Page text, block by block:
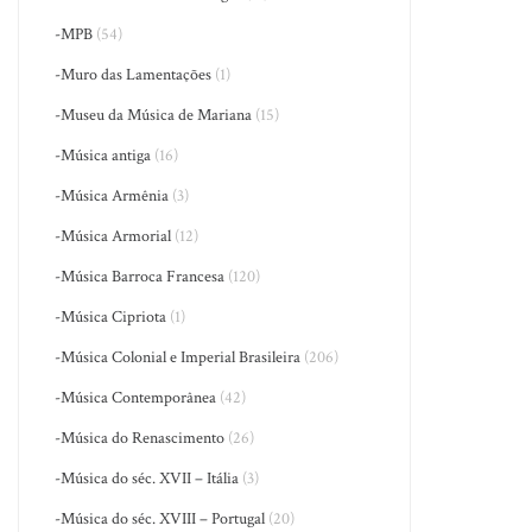
-MPB (54)
-Muro das Lamentações (1)
-Museu da Música de Mariana (15)
-Música antiga (16)
-Música Armênia (3)
-Música Armorial (12)
-Música Barroca Francesa (120)
-Música Cipriota (1)
-Música Colonial e Imperial Brasileira (206)
-Música Contemporânea (42)
-Música do Renascimento (26)
-Música do séc. XVII – Itália (3)
-Música do séc. XVIII – Portugal (20)